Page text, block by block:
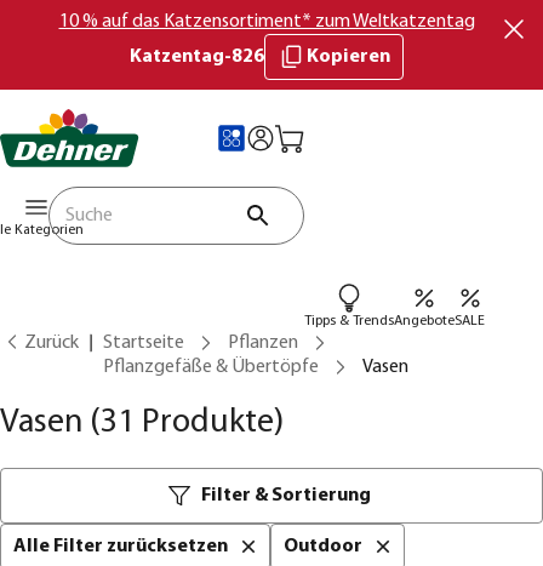
10 % auf das Katzensortiment* zum Weltkatzentag
Katzentag-826
Kopieren
Kategorien
Tipps & TrendsAngeboteSALE
Zurück Startseite
Pflanzen
Pflanzgefäße & Übertöpfe
Vasen
Vasen (31 Produkte)
Filter & Sortierung
Alle Filter zurücksetzen Outdoor